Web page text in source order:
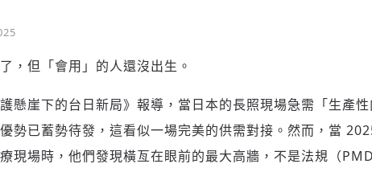
，但「會用」的人還沒出生。
懸崖下的台日新局》報導，當日本的長照現場急需「生產
勢已蓄勢待發，這看似一場完美的供需對接。然而，當
現場時，他們發現橫亙在眼前的最大高牆，不是法規（